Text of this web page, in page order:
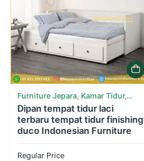
Furniture Jepara, Kamar Tidur,
Tempat Tidur
Dipan tempat tidur laci
terbaru tempat tidur finishing
duco Indonesian Furniture
Regular Price